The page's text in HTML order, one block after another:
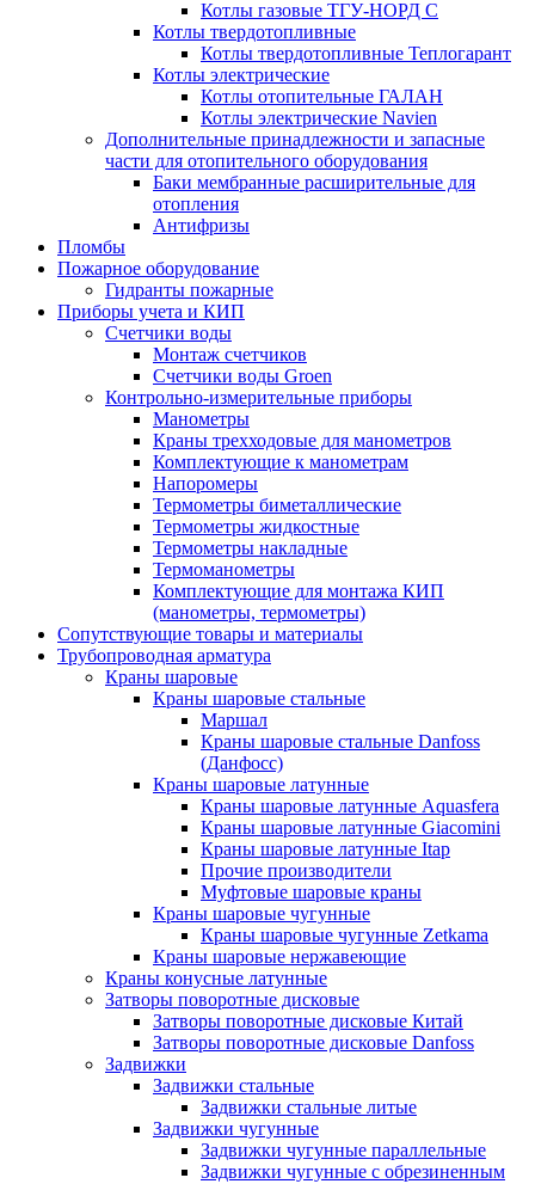
Котлы газовые ТГУ-НОРД С
Котлы твердотопливные
Котлы твердотопливные Теплогарант
Котлы электрические
Котлы отопительные ГАЛАН
Котлы электрические Navien
Дополнительные принадлежности и запасные
части для отопительного оборудования
Баки мембранные расширительные для
отопления
Антифризы
Пломбы
Пожарное оборудование
Гидранты пожарные
Приборы учета и КИП
Счетчики воды
Монтаж счетчиков
Счетчики воды Groen
Контрольно-измерительные приборы
Манометры
Краны трехходовые для манометров
Комплектующие к манометрам
Напоромеры
Термометры биметаллические
Термометры жидкостные
Термометры накладные
Термоманометры
Комплектующие для монтажа КИП
(манометры, термометры)
Сопутствующие товары и материалы
Трубопроводная арматура
Краны шаровые
Краны шаровые стальные
Маршал
Краны шаровые стальные Danfoss
(Данфосс)
Краны шаровые латунные
Краны шаровые латунные Aquasfera
Краны шаровые латунные Giacomini
Краны шаровые латунные Itap
Прочие производители
Муфтовые шаровые краны
Краны шаровые чугунные
Краны шаровые чугунные Zetkama
Краны шаровые нержавеющие
Краны конусные латунные
Затворы поворотные дисковые
Затворы поворотные дисковые Китай
Затворы поворотные дисковые Danfoss
Задвижки
Задвижки стальные
Задвижки стальные литые
Задвижки чугунные
Задвижки чугунные параллельные
Задвижки чугунные с обрезиненным